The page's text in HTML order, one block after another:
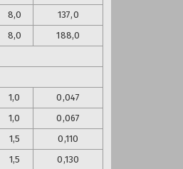
8,0
137,0
8,0 188,0
1,0
0,047
1,0
0,067
1,5
0,110
1,5
0,130